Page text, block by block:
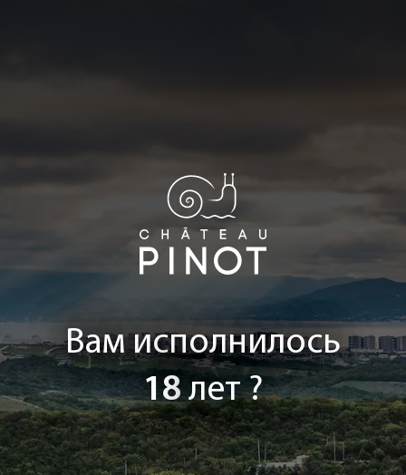
Вам исполнилось
18лет ?